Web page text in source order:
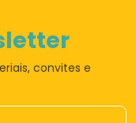
convites e